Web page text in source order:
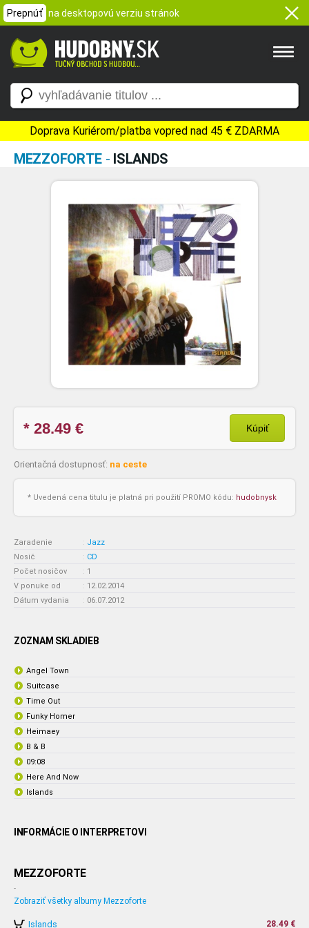
Prepnúť na desktopovú verziu stránok
Doprava Kuriérom/platba vopred nad 45 € ZDARMA
MEZZOFORTE - ISLANDS
* 28.49 € Kúpiť
Orientačná dostupnosť: na ceste
* Uvedená cena titulu je platná pri použití PROMO kódu: hudobnysk
Zaradenie : Jazz
Nosič
: CD
Počet nosičov
: 1
V ponuke od
: 12.02.2014
Dátum vydania
: 06.07.2012
ZOZNAM SKLADIEB
Angel Town
Suitcase
Time Out
Funky Homer
Heimaey
B & B
09:08
Here And Now
Islands
INFORMÁCIE O INTERPRETOVI
MEZZOFORTE
-
Zobraziť všetky albumy Mezzoforte
Islands 28.49 €